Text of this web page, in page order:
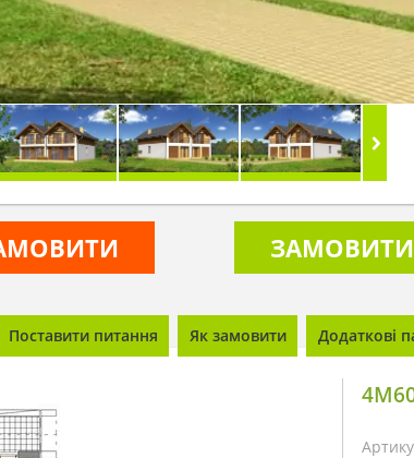
Поставити питання Як замовити Додаткові